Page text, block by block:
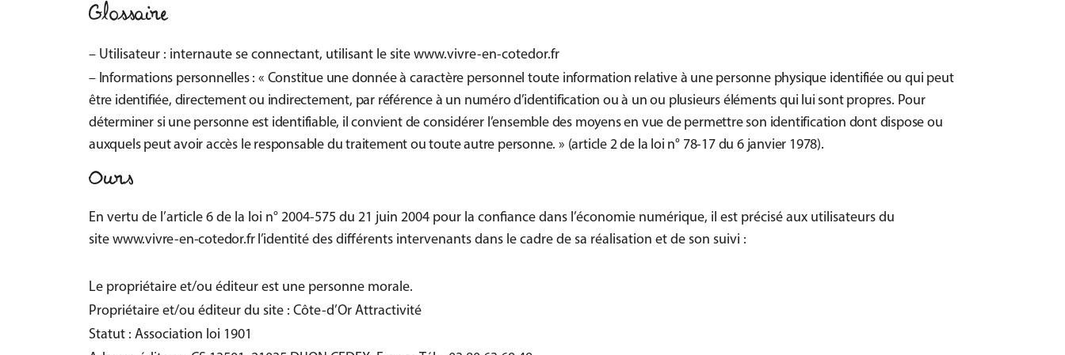
Glossaire
– Utilisateur : internaute se connectant, utilisant le site www.vivre-en-cotedor.fr
– Informations personnelles : « Constitue une donnée à caractère personnel toute information relative à une personne physique identifiée ou qui peut
être identifiée, directement ou indirectement, par référence à un numéro d’identification ou à un ou plusieurs éléments qui lui sont propres. Pour
déterminer si une personne est identifiable, il convient de considérer l’ensemble des moyens en vue de permettre son identification dont dispose ou
auxquels peut avoir accès le responsable du traitement ou toute autre personne. » (article 2 de la loi n° 78-17 du 6 janvier 1978).
Ours
En vertu de l’article 6 de la loi n° 2004-575 du 21 juin 2004 pour la confiance dans l’économie numérique, il est précisé aux utilisateurs du
site www.vivre-en-cotedor.fr l’identité des différents intervenants dans le cadre de sa réalisation et de son suivi :
Le propriétaire et/ou éditeur est une personne morale.
Propriétaire et/ou éditeur du site : Côte-d’Or Attractivité
Statut : Association loi 1901